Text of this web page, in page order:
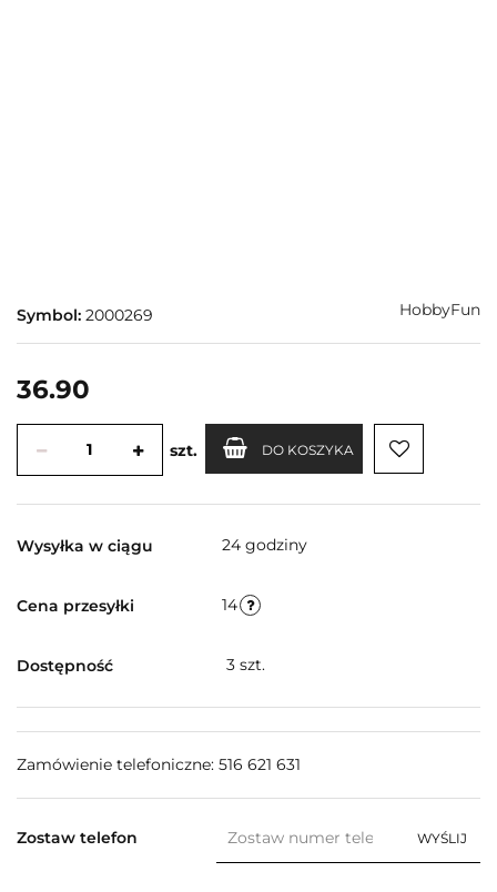
Symbol: 2000269 HobbyFun
36.90
szt. DO KOSZYKA
Wysyłka w ciągu 24 godziny
Cena przesyłki 14
Dostępność 3 szt.
Zamówienie telefoniczne: 516 621 631
Zostaw telefon WYŚLIJ